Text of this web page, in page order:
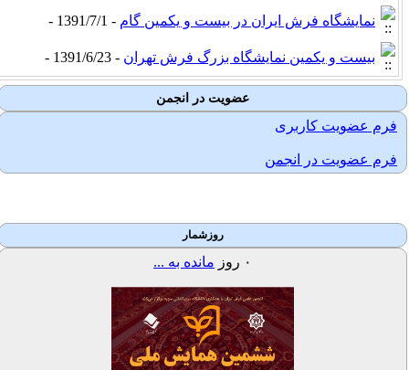
نمایشگاه فرش ایران در بیست و یکمین گام- 1391/7/1 -
بیست و یکمین نمایشگاه بزرگ فرش تهران - 1391/6/23 -
عضویت در انجمن
فرم عضویت کاربری
فرم عضویت در انجمن
روزشمار
روزمانده به ...